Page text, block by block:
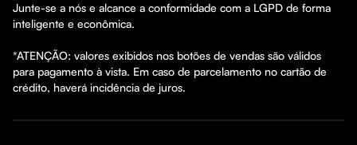
Junte-se a nós e alcance a conformidade com a LGPD de forma
inteligente e econômica.
*ATENÇÃO: valores exibidos nos botões de vendas são válidos
para pagamento à vista. Em caso de parcelamento no cartão de
crédito, haverá incidência de juros.